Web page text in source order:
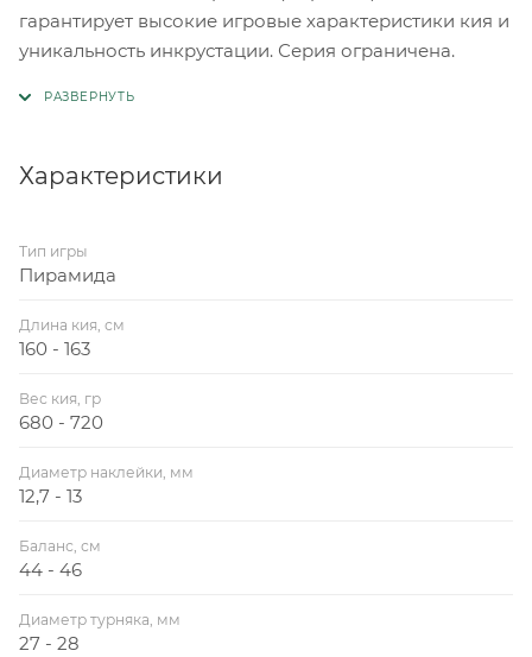
гарантирует высокие игровые характеристики кия и
уникальность инкрустации. Серия ограничена.
Характеристики
Тип игры
Пирамида
Длина кия, см
160 - 163
Вес кия, гр
680 - 720
Диаметр наклейки, мм
12,7 - 13
Баланс, см
44 - 46
Диаметр турняка, мм
27 - 28